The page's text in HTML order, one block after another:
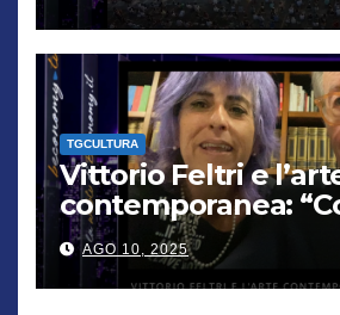
TGCULTURA
Vittorio Feltri e
contemporanea:
De Chirico.
genio”
AGO 10, 2025